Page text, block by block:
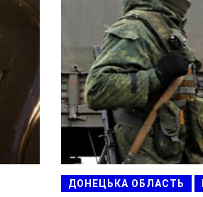
ДОНЕЦЬКА ОБЛАСТЬ